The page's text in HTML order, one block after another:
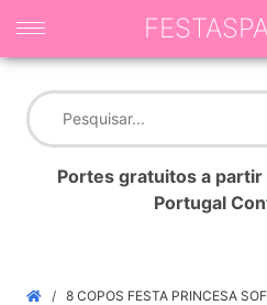
Portes gratuitos a
Portugal
8 COPOS FESTA PRINCESA